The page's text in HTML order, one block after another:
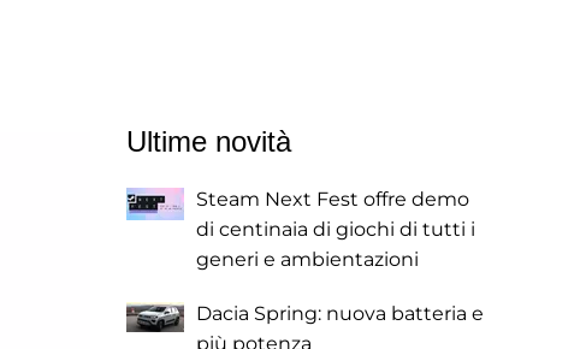
Ultime novità
Steam Next Fest offre demo
di centinaia di giochi di tutti i
generi e ambientazioni
Dacia Spring: nuova batteria e
più potenza